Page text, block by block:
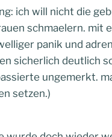
ich will nicht die
schmaelern. mit
panik und
sicherlich deutlich
ungemerkt.
setzen.)